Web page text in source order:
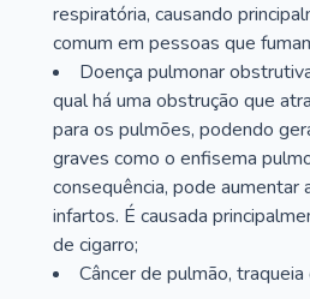
respiratória, causando
comum em pessoas que
Doença pulmonar
qual há uma obstrução que
para os pulmões, podendo
graves como o enfisema
consequência, pode aumentar
infartos. É causada
de cigarro;
Câncer de pulmão,